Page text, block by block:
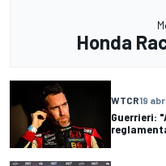
Honda
WTCR19
Guerrieri: